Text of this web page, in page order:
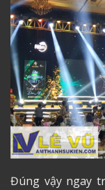
Đúng vậy ngay